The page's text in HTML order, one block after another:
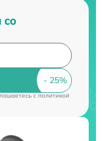
со
cполитикой